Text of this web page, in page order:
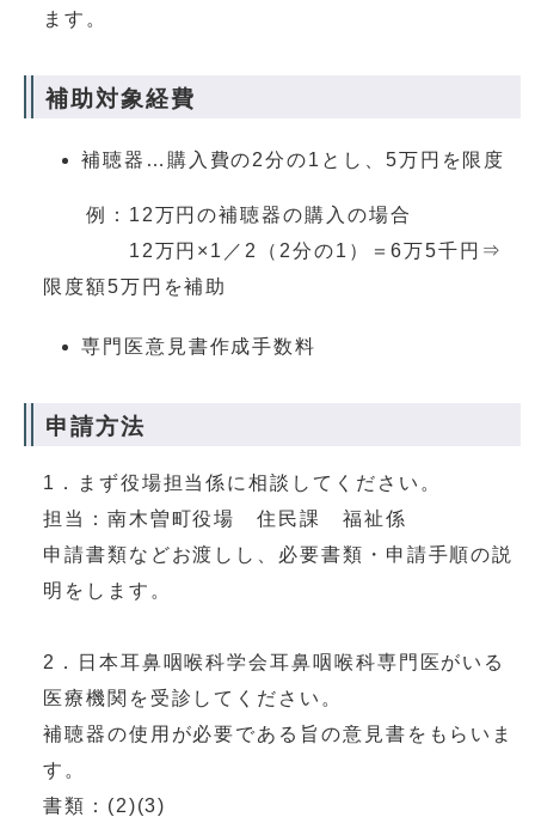
ます。
補助対象経費
補聴器…購入費の2分の1とし、5万円を限度
例：12万円の補聴器の購入の場合
12万円×1／2（2分の1）＝6万5千円⇒
限度額5万円を補助
専門医意見書作成手数料
申請方法
1．まず役場担当係に相談してください。
担当：南木曽町役場 住民課 福祉係
申請書類などお渡しし、必要書類・申請手順の説
明をします。
2．日本耳鼻咽喉科学会耳鼻咽喉科専門医がいる
医療機関を受診してください。
補聴器の使用が必要である旨の意見書をもらいま
す。
書類：(2)(3)